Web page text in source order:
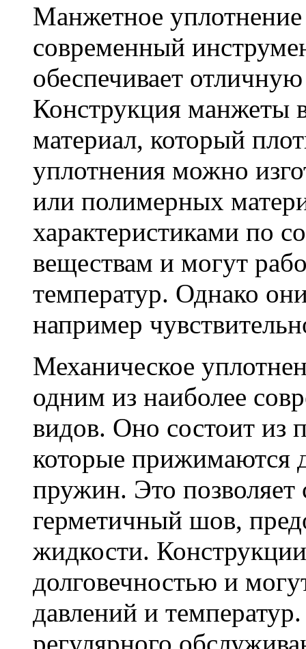
Манжетное уплотнение
современный
обеспечивает
Конструкция манжеты
материал, который
уплотнения можно
или полимерных
характеристиками по
веществам и могут
температур. Однако
например
Механическое
одним из наиболее
видов. Оно состоит из
которые прижимаются
пружин. Это позволяет
герметичный шов,
жидкости.
долговечностью и
давлений и
регулярного